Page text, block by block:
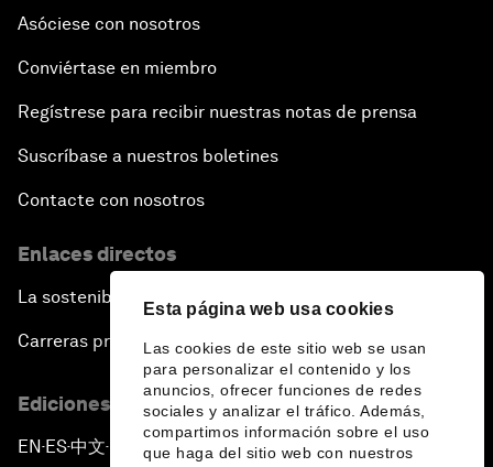
Esta página web usa cookies
Las cookies de este sitio web se usan
para personalizar el contenido y los
anuncios, ofrecer funciones de redes
sociales y analizar el tráfico. Además,
compartimos información sobre el uso
que haga del sitio web con nuestros
Asóciese con nosotros
Conviértase en miembro
Regístrese para recibir nuestras notas de prensa
Suscríbase a nuestros boletines
Contacte con nosotros
Enlaces directos
La sostenibilidad en el Foro
Carreras profesionales
Ediciones en otros idiomas
EN ▪ES▪中文▪ 日本語